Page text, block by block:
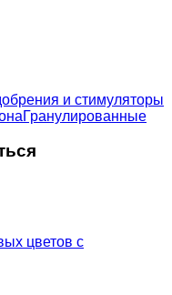
и стимуляторы
Гранулированные